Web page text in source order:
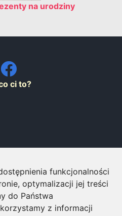
na urodziny
funkcjonalności
optymalizacji jej treści
do Państwa
z informacji
ci to?
bulionowe